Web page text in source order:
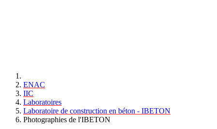
ENAC
IIC
Laboratoires
Laboratoire de construction en béton - IBETON
Photographies de l'IBETON